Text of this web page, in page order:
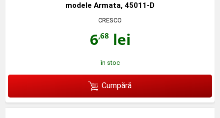
modele Armata, 45011-D
CRESCO
6,68 lei
în stoc
Cumpără